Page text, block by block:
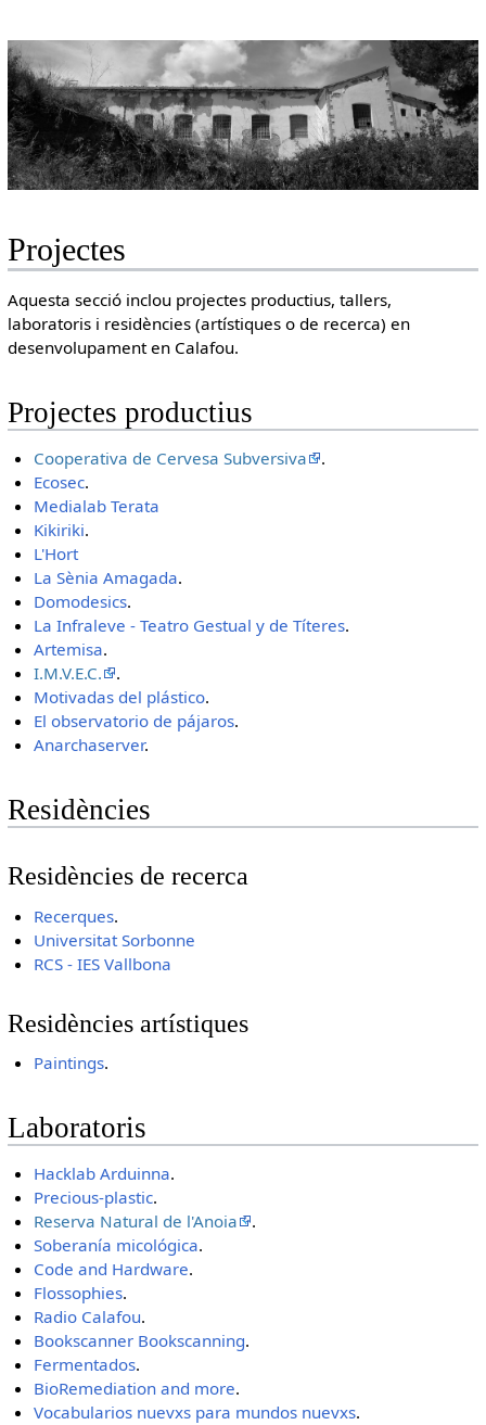
Projectes
Aquesta secció inclou projectes productius, tallers,
laboratoris i residències (artístiques o de recerca) en
desenvolupament en Calafou.
Projectes productius
Cooperativa de Cervesa Subversiva
.
Ecosec.
Medialab Terata
Kikiriki.
L'Hort
La Sènia Amagada.
Domodesics.
La Infraleve - Teatro Gestual y de Títeres.
Artemisa.
I.M.V.E.C.
.
Motivadas del plástico.
El observatorio de pájaros.
Anarchaserver.
Residències
Residències de recerca
Recerques.
Universitat Sorbonne
RCS - IES Vallbona
Residències artístiques
Paintings.
Laboratoris
Hacklab Arduinna.
Precious-plastic.
Reserva Natural de l'Anoia
.
Soberanía micológica.
Code and Hardware.
Flossophies.
Radio Calafou.
Bookscanner Bookscanning.
Fermentados.
BioRemediation and more.
Vocabularios nuevxs para mundos nuevxs.